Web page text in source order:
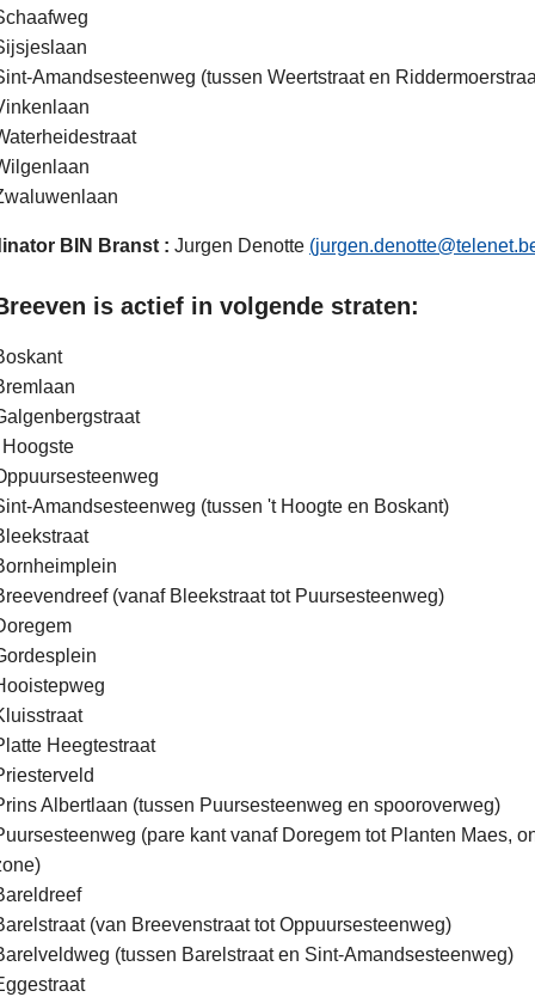
Amandsesteenweg (tussen Weertstraat en
BIN Branst : Jurgen Denotte
is actief in volgende straten:
Hoogste
Amandsesteenweg (tussen 't Hoogte en Boskant)
(vanaf Bleekstraat tot Puursesteenweg)
Heegtestraat
Albertlaan (tussen Puursesteenweg en spooroverweg)
(pare kant vanaf Doregem tot Planten Maes,
(van Breevenstraat tot Oppuursesteenweg)
(tussen Barelstraat en Sint-Amandsesteenweg)